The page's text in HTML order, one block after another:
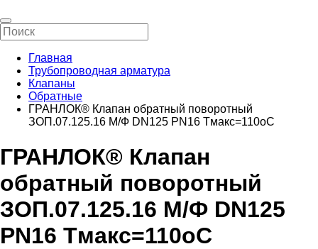
Главная
Трубопроводная арматура
Клапаны
Обратные
ГРАНЛОК® Клапан обратный поворотный
ЗОП.07.125.16 М/Ф DN125 PN16 Tмакс=110оС
ГРАНЛОК® Клапан
обратный поворотный
ЗОП.07.125.16 М/Ф DN125
PN16 Tмакс=110оС